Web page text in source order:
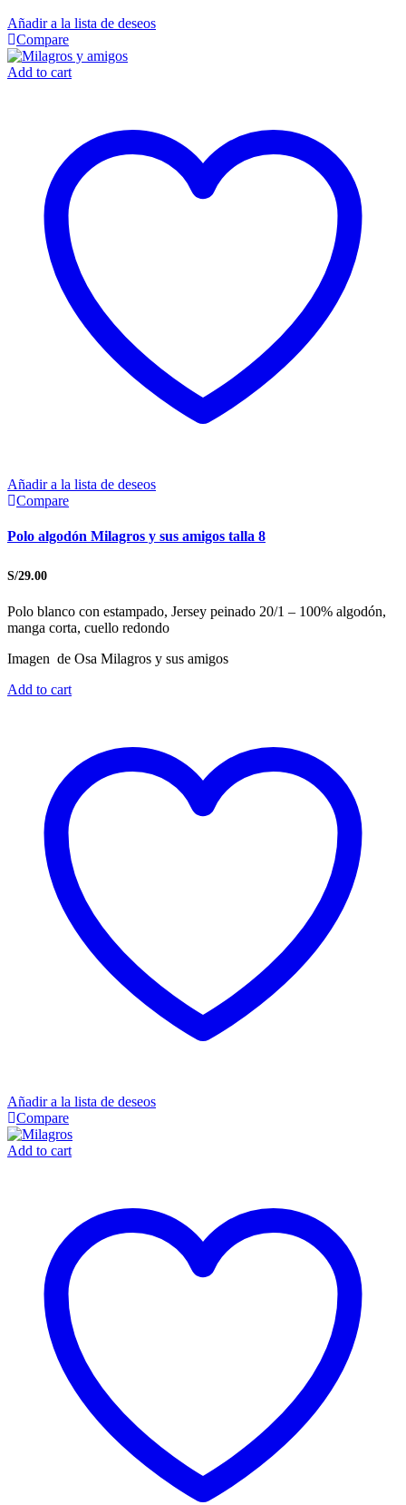
Añadir a la lista de deseos
Compare
Add to cart
Añadir a la lista de deseos
Compare
Polo algodón Milagros y sus amigos talla 8
S/29.00
Polo blanco con estampado, Jersey peinado 20/1 – 100% algodón,
manga corta, cuello redondo
Imagen de Osa Milagros y sus amigos
Add to cart
Añadir a la lista de deseos
Compare
Add to cart